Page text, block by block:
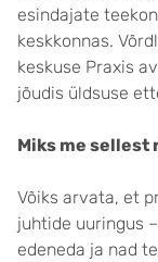
esindajate
keskkonnas.
keskuse Praxis
jõudis üldsuse
Miks me sellest
Võiks arvata, et
juhtide uuringus
edeneda ja nad